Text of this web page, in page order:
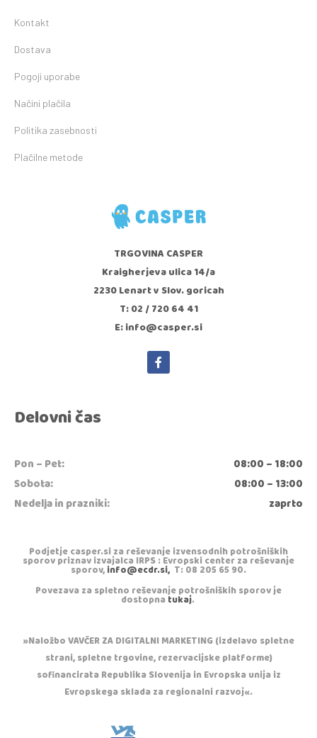
Kontakt
Dostava
Pogoji uporabe
Načini plačila
Politika zasebnosti
Plačilne metode
TRGOVINA CASPER
Kraigherjeva ulica 14/a
2230 Lenart v Slov. goricah
T: 02 / 720 64 41
E: info@casper.si
Delovni čas
Pon – Pet:
08:00 – 18:00
Sobota:
08:00 – 13:00
Nedelja in prazniki:
zaprto
Podjetje casper.si za reševanje izvensodnih potrošniških
sporov priznav izvajalca IRPS : Evropski center za reševanje
sporov,info@ecdr.si, T: 08 205 65 90.
Povezava za spletno reševanje potrošniških sporov je
dostopnatukaj.
»Naložbo VAVČER ZA DIGITALNI MARKETING (izdelavo spletne
strani, spletne trgovine, rezervacijske platforme)
sofinancirata Republika Slovenija in Evropska unija iz
Evropskega sklada za regionalni razvoj«.